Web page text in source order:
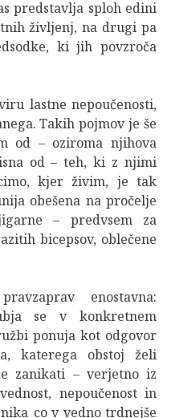
predstavlja sploh edini
življenj, na drugi pa
ki jih povzroča
lastne nepoučenosti,
Takih pojmov je še
od – oziroma njihova
od – teh, ki z njimi
kjer živim, je tak
obešena na pročelje
– predvsem za
bicepsov, oblečene
enostavna:
se v konkretnem
ponuja kot odgovor
katerega obstoj želi
zanikati – verjetno iz
nepoučenost in
v vedno trdnejše